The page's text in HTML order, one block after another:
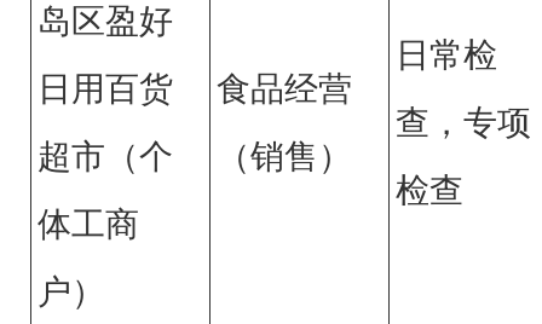
岛区盈好
日用百货
超市（个
体工商
户）
食品经营
（销售）
日常检
查，专项
检查